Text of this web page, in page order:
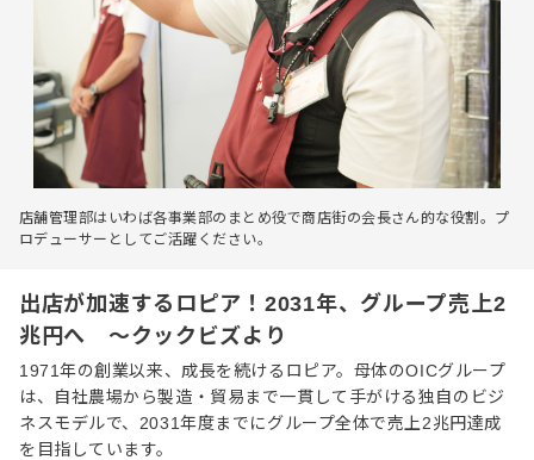
店舗管理部はいわば各事業部のまとめ役で商店街の会長さん的な役割。プ
ロデューサーとしてご活躍ください。
出店が加速するロピア！2031年、グループ売上2
兆円へ ～クックビズより
1971年の創業以来、成長を続けるロピア。母体のOICグループ
は、自社農場から製造・貿易まで一貫して手がける独自のビジ
ネスモデルで、2031年度までにグループ全体で売上2兆円達成
を目指しています。